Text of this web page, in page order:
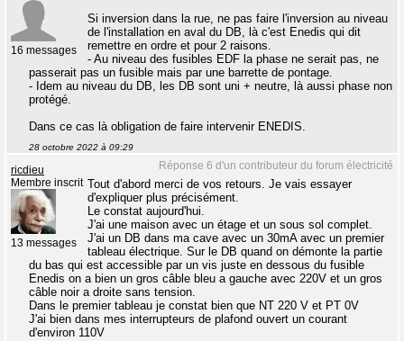
16 messages
Si inversion dans la rue, ne pas faire l'inversion au niveau
de l'installation en aval du DB, là c'est Enedis qui dit
remettre en ordre et pour 2 raisons.
- Au niveau des fusibles EDF la phase ne serait pas, ne
passerait pas un fusible mais par une barrette de pontage.
- Idem au niveau du DB, les DB sont uni + neutre, là aussi phase non
protégé.
Dans ce cas là obligation de faire intervenir ENEDIS.
28 octobre 2022 à 09:29
Réponse 6 d'un contributeur du forum électricité
ricdieu
Membre inscrit
13 messages
Tout d'abord merci de vos retours. Je vais essayer
d'expliquer plus précisément.
Le constat aujourd'hui.
J'ai une maison avec un étage et un sous sol complet.
J'ai un DB dans ma cave avec un 30mA avec un premier
tableau électrique. Sur le DB quand on démonte la partie
du bas qui est accessible par un vis juste en dessous du fusible
Enedis on a bien un gros câble bleu a gauche avec 220V et un gros
câble noir a droite sans tension.
Dans le premier tableau je constat bien que NT 220 V et PT 0V
J'ai bien dans mes interrupteurs de plafond ouvert un courant
d'environ 110V